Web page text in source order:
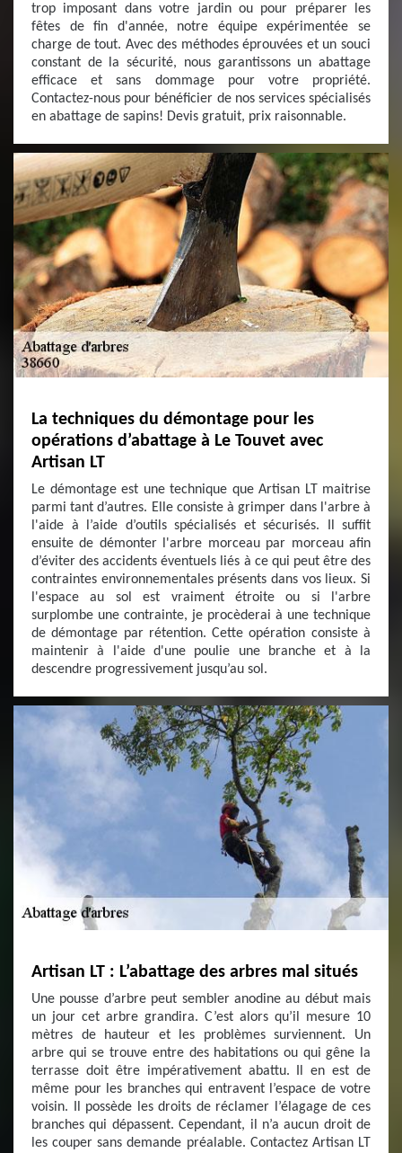
trop imposant dans votre jardin ou pour préparer les
fêtes de fin d'année, notre équipe expérimentée se
charge de tout. Avec des méthodes éprouvées et un souci
constant de la sécurité, nous garantissons un abattage
efficace et sans dommage pour votre propriété.
Contactez-nous pour bénéficier de nos services spécialisés
en abattage de sapins! Devis gratuit, prix raisonnable.
La techniques du démontage pour les
opérations d’abattage à Le Touvet avec
Artisan LT
Le démontage est une technique que Artisan LT maitrise
parmi tant d’autres. Elle consiste à grimper dans l'arbre à
l'aide à l’aide d’outils spécialisés et sécurisés. Il suffit
ensuite de démonter l'arbre morceau par morceau afin
d’éviter des accidents éventuels liés à ce qui peut être des
contraintes environnementales présents dans vos lieux. Si
l'espace au sol est vraiment étroite ou si l'arbre
surplombe une contrainte, je procèderai à une technique
de démontage par rétention. Cette opération consiste à
maintenir à l'aide d'une poulie une branche et à la
descendre progressivement jusqu’au sol.
Artisan LT : L’abattage des arbres mal situés
Une pousse d’arbre peut sembler anodine au début mais
un jour cet arbre grandira. C’est alors qu’il mesure 10
mètres de hauteur et les problèmes surviennent. Un
arbre qui se trouve entre des habitations ou qui gêne la
terrasse doit être impérativement abattu. Il en est de
même pour les branches qui entravent l’espace de votre
voisin. Il possède les droits de réclamer l’élagage de ces
branches qui dépassent. Cependant, il n’a aucun droit de
les couper sans demande préalable. Contactez Artisan LT